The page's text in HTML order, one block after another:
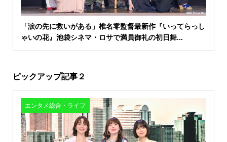
「涙の先に救いがある」椎名零監督最新作『いってらっし
ゃいの花』池袋シネマ・ロサで満員御礼の初日舞...
ピックアップ記事２
エンタメ総合・ライフ